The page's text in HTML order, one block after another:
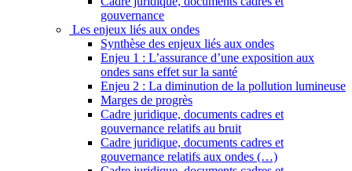
gouvernance
Les enjeux liés aux ondes
Synthèse des enjeux liés aux ondes
Enjeu 1 : L’assurance d’une exposition aux
ondes sans effet sur la santé
Enjeu 2 : La diminution de la pollution lumineuse
Marges de progrès
Cadre juridique, documents cadres et
gouvernance relatifs au bruit
Cadre juridique, documents cadres et
gouvernance relatifs aux ondes (…)